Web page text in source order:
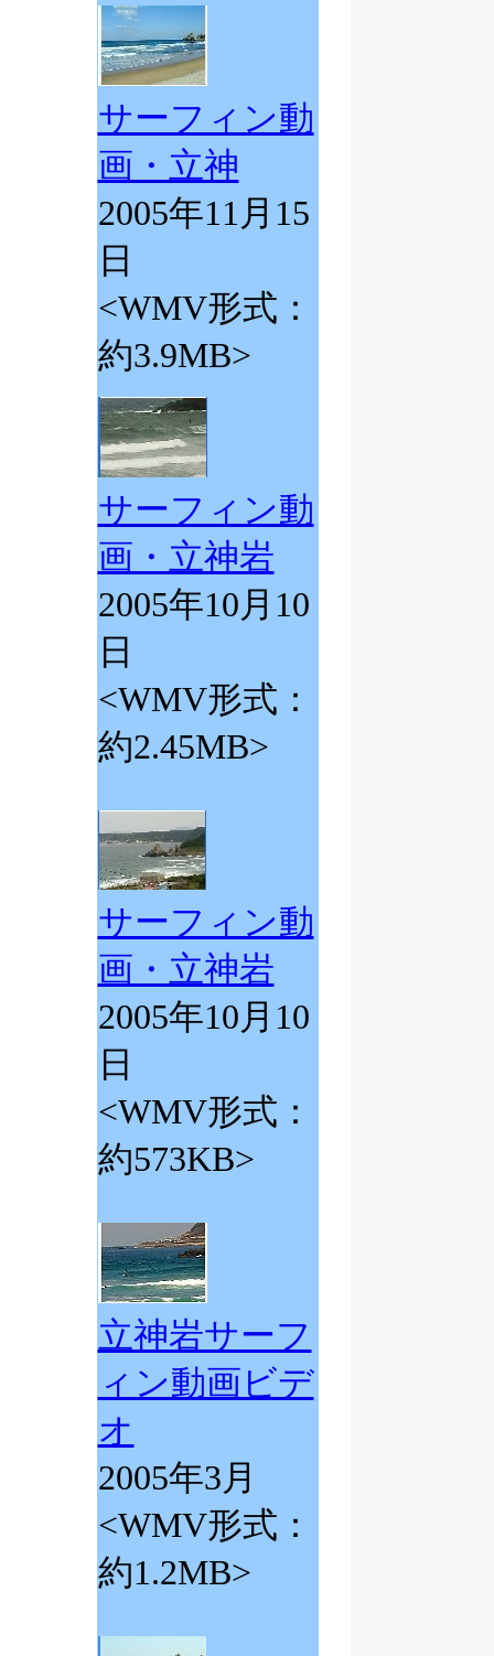
サーフィン動
画・立神
2005年11月15
日
<WMV形式：
約3.9MB>
サーフィン動
画・立神岩
2005年10月10
日
<WMV形式：
約2.45MB>
サーフィン動
画・立神岩
2005年10月10
日
<WMV形式：
約573KB>
立神岩サーフ
ィン動画ビデ
オ
2005年3月
<WMV形式：
約1.2MB>